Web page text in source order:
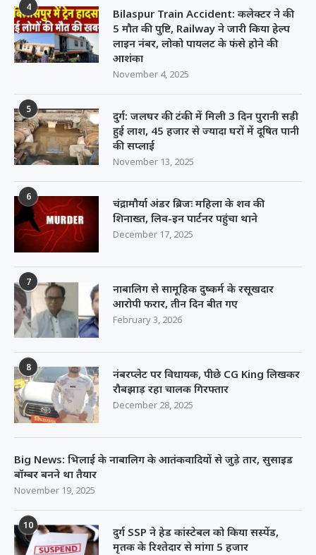
4
Bilaspur Train Accident: कलेक्टर ने की
5 मौत की पुष्टि, Railway ने जारी किया हेल्प
लाइन नंबर, लोको पायलट के फंसे होने की
आशंका
November 4, 2025
5
दुर्ग: जलघर की टंकी में मिली 3 दिन पुरानी सड़ी
हुई लाश, 45 हजार से ज्यादा घरों में दूषित पानी
की सप्लाई
November 13, 2025
6
चंद्रामौर्या अंडर ब्रिजः महिला के शव की
शिनाख्त, लिव-इन पार्टनर पहुंचा थाने
December 17, 2025
7
नाबालिग से सामूहिक दुष्कर्म के रसूखदार
आरोपी फरार, तीन दिन बीत गए
February 3, 2026
8
नंबरप्लेट पर विधायक, पीछे CG King लिखकर
रौबझाड़ रहा चालक गिरफ्तार
December 28, 2025
Big News: भिलाई के नाबालिग के आतंकवादियों से जुड़े तार, सुसाइड
बॉम्बर बनने था तैयार
November 19, 2025
10
दुर्ग SSP ने हेड कांस्टेबल को किया सस्पेंड,
मृतक के रिश्तेदार से मांगा 5 हजार